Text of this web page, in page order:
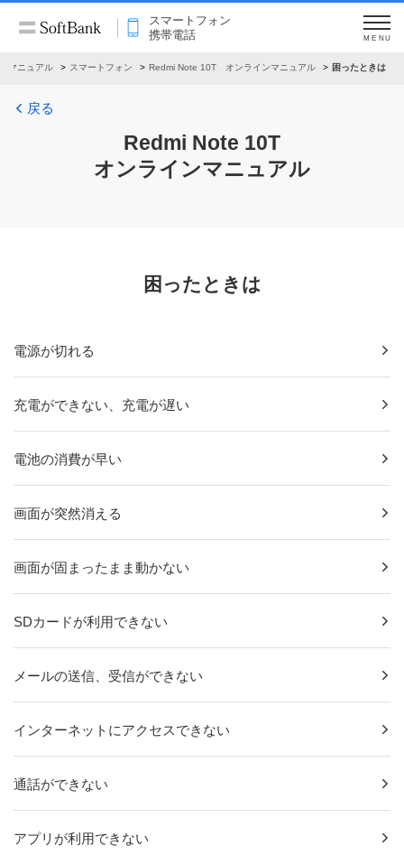
スマートフォン
携帯電話
MENU
マニュアル スマートフォン Redmi Note 10T オンラインマニュアル 困ったときは
戻る
Redmi Note 10T
オンラインマニュアル
困ったときは
電源が切れる
充電ができない、充電が遅い
電池の消費が早い
画面が突然消える
画面が固まったまま動かない
SDカードが利用できない
メールの送信、受信ができない
インターネットにアクセスできない
通話ができない
アプリが利用できない